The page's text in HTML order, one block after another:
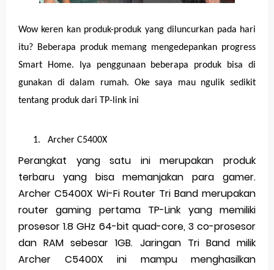
Wow keren kan produk-produk yang diluncurkan pada hari
itu? Beberapa produk memang mengedepankan progress
Smart Home. Iya penggunaan beberapa produk bisa di
gunakan di dalam rumah. Oke saya mau ngulik sedikit
tentang produk dari TP-link ini
1. Archer C5400X
Perangkat yang satu ini merupakan produk
terbaru yang bisa memanjakan para gamer.
Archer C5400X Wi-Fi Router Tri Band merupakan
router gaming pertama TP-Link yang memiliki
prosesor 1.8 GHz 64-bit quad-core, 3 co-prosesor
dan RAM sebesar 1GB. Jaringan Tri Band milik
Archer C5400X ini mampu menghasilkan